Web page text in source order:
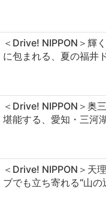
＜Drive! NIPPON＞輝
に包まれる、夏の福井
＜Drive! NIPPON＞奥
堪能する、愛知・三河
＜Drive! NIPPON＞天
ブでも立ち寄れる“山の